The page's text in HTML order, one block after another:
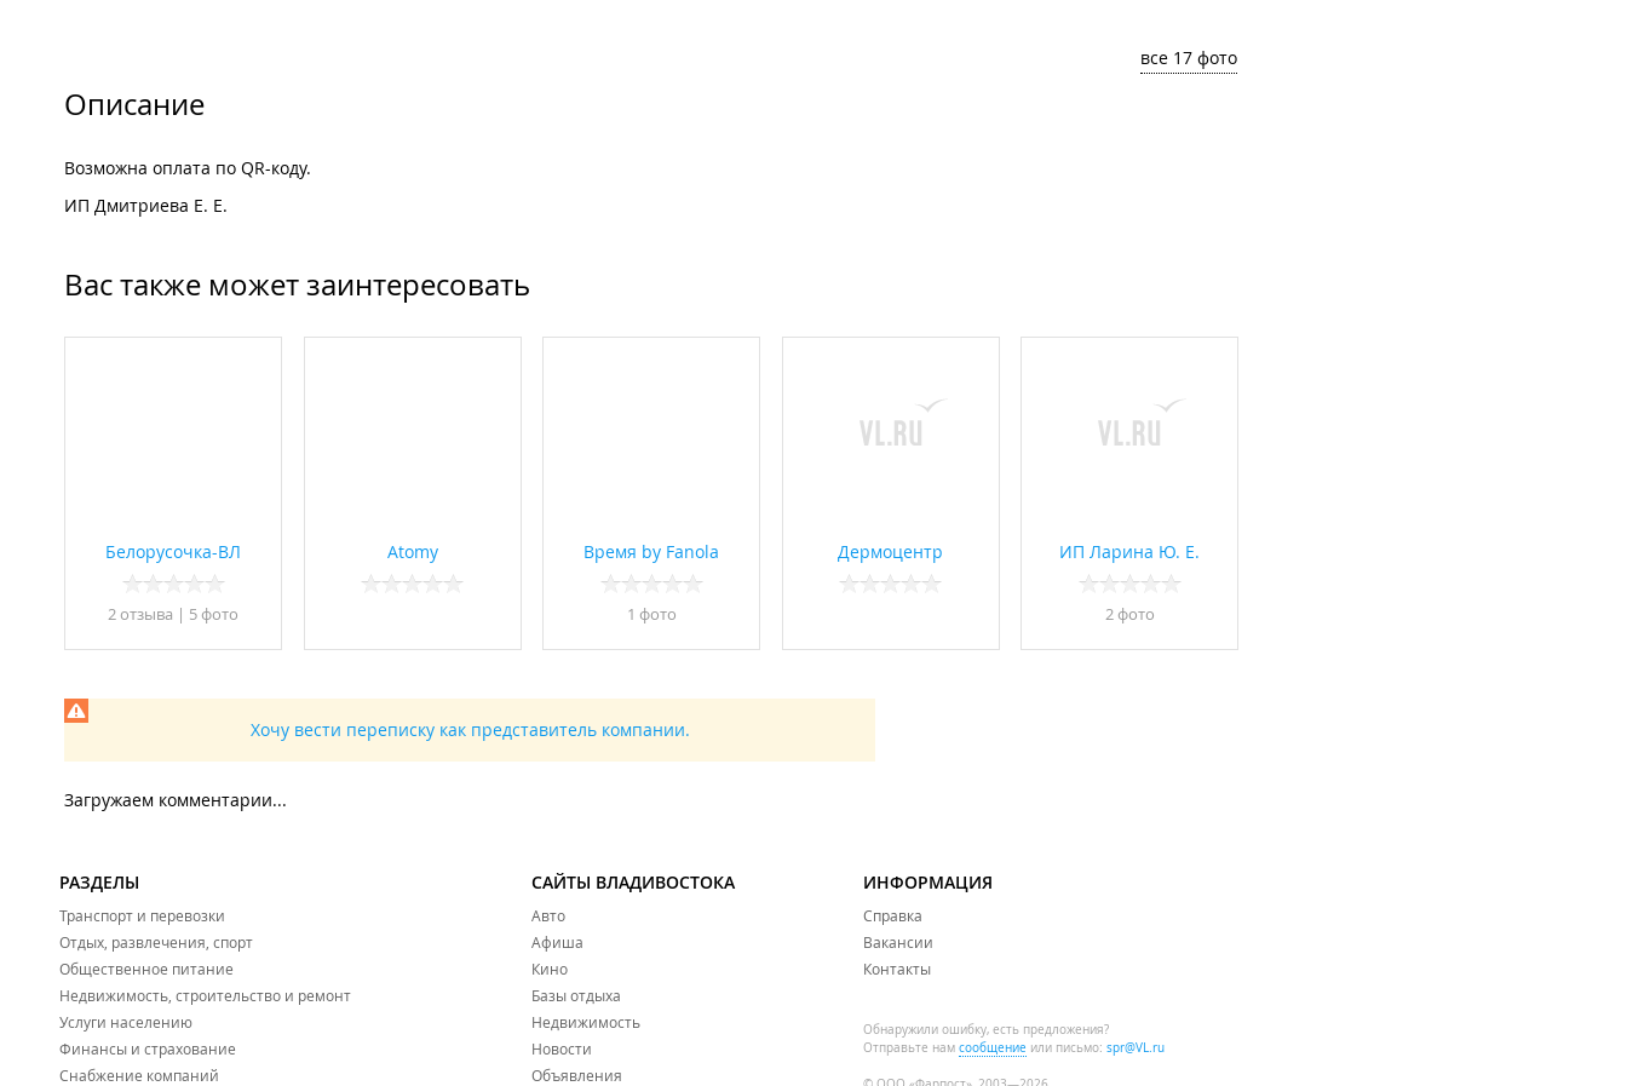
все 17 фото
Описание
Возможна оплата по QR-коду.
ИП Дмитриева Е. Е.
Вас также может заинтересовать
Белорусочка-ВЛ
2 отзывa | 5 фото
Atomy Время by Fanola
1 фото
Дермоцентр ИП Ларина Ю. Е.
2 фото
Хочу вести переписку как представитель компании.
Загружаем комментарии...
РАЗДЕЛЫ
Транспорт и перевозки
Отдых, развлечения, спорт
Общественное питание
Недвижимость, строительство и ремонт
Услуги населению
Финансы и страхование
Снабжение компаний
САЙТЫ ВЛАДИВОСТОКА
Авто
Афиша
Кино
Базы отдыха
Недвижимость
Новости
Объявления
ИНФОРМАЦИЯ
Справка
Вакансии
Контакты
Обнаружили ошибку, есть предложения?
Отправьте нам сообщение или письмо: spr@VL.ru